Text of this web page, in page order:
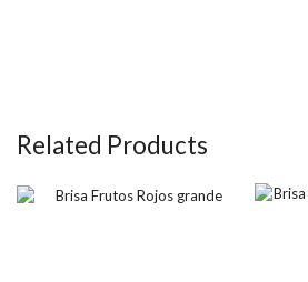
Related Products